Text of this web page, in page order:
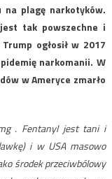
na plagę narkotyków.
tak powszechne i
ogłosił w 2017
narkomanii. W
w Ameryce zmarło
. Fentanyl jest tani i
i w USA masowo
środek przeciwbólowy